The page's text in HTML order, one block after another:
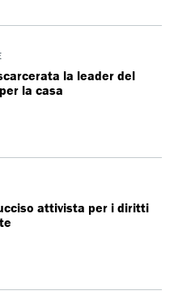
la leader del
la casa
attivista per i diritti